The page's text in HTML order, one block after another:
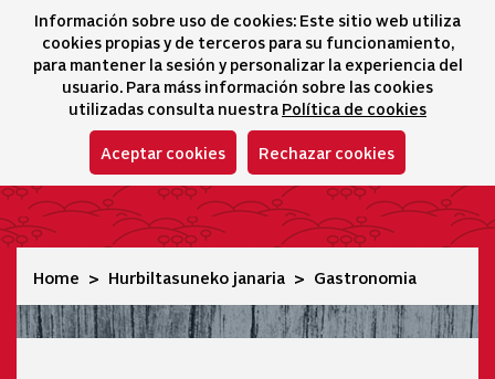
Información sobre uso de cookies: Este sitio web utiliza
cookies propias y de terceros para su funcionamiento,
para mantener la sesión y personalizar la experiencia del
usuario. Para máss información sobre las cookies
utilizadas consulta nuestra Política de cookies
Aceptar cookies Rechazar cookies
Hizkuntza-
icono
Gastronomia
Home Hurbiltasuneko janaria Gastronomia